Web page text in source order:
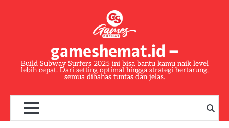
gameshemat.id –
Build Subway Surfers 2025 ini bisa bantu kamu naik level
lebih cepat. Dari setting optimal hingga strategi bertarung,
semua dibahas tuntas dan jelas.